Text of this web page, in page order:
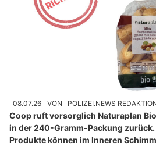
08.07.26 VON POLIZEI.NEWS
Coop ruft vorsorglich Naturaplan
in der 240-Gramm-Packung
Produkte können im Inneren